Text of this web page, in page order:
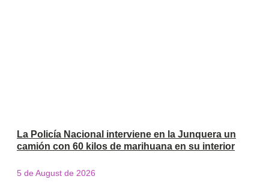
La Policía Nacional interviene en la Junquera un
camión con 60 kilos de marihuana en su interior
5 de August de 2026